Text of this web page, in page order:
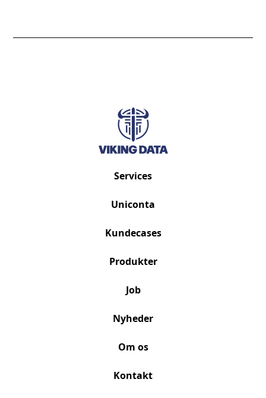
Services
Uniconta
Kundecases
Produkter
Job
Nyheder
Om os
Kontakt